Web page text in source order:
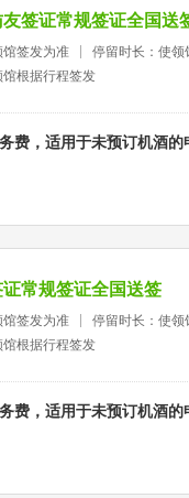
签证常规签证全国送
馆签发为准
停留时长：使领
根据行程签发
费，适用于未预订机酒的
常规签证全国送签
馆签发为准
停留时长：使领
根据行程签发
费，适用于未预订机酒的